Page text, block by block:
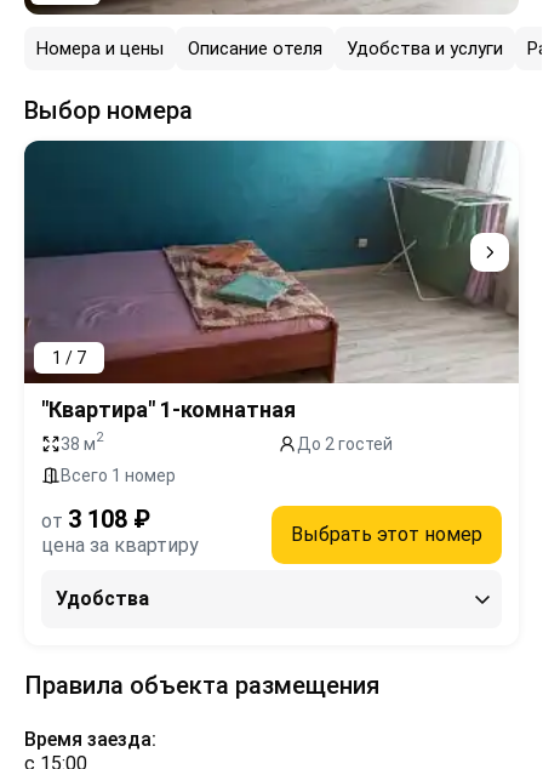
Номера и цены Описание отеля Удобства и услуги
Выбор номера
1 / 7
"Квартира" 1-комнатная
38 м2
До 2 гостей
Всего 1 номер
от 3 108 ₽
цена за квартиру Выбрать этот номер
Удобства
Правила объекта размещения
Время заезда:
с 15:00